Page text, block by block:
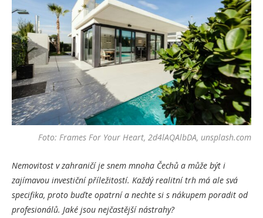
Foto: Frames For Your Heart, 2d4lAQAlbDA, unsplash.com
Nemovitost v zahraničí je snem mnoha Čechů a může být i
zajímavou investiční příležitostí. Každý realitní trh má ale svá
specifika, proto buďte opatrní a nechte si s nákupem poradit od
profesionálů. Jaké jsou nejčastější nástrahy?